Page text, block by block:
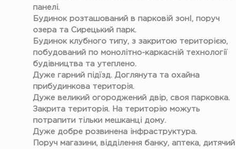
панелі.
Будинок розташований в парковій зонІ, поруч
озера та Сирецький парк.
Будинок клубного типу, з закритою територією,
побудований по монолітно-каркасній технології
будівництва та утеплено.
Дуже гарний підїзд. Доглянута та охайна
прибудинкова територія.
Дуже великий огороджений двір, своя парковка.
Закрита територія. На територію можуть
потрапити тільки мешканці дому.
Дуже добре розвинена інфраструктура.
Поруч магазини, відділення банку, аптека, дитячий